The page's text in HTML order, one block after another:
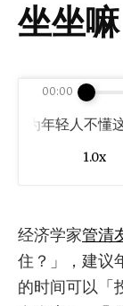
坐坐
为年轻人不懂
1.0x
00:00
经济学家管清
住？」，建议
的时间可以「